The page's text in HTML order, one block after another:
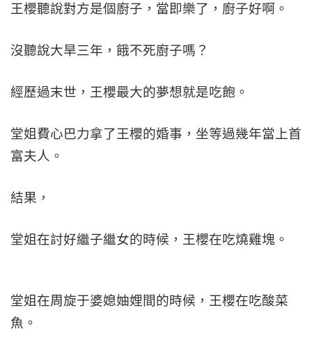
王櫻聽說對方是個廚子，當即樂了，廚子好啊。
沒聽說大旱三年，餓不死廚子嗎？
經歷過末世，王櫻最大的夢想就是吃飽。
堂姐費心巴力拿了王櫻的婚事，坐等過幾年當上首
富夫人。
結果，
堂姐在討好繼子繼女的時候，王櫻在吃燒雞塊。
堂姐在周旋于婆媳妯娌間的時候，王櫻在吃酸菜
魚。